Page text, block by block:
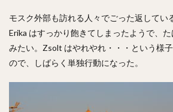
モスク外部も訪れる人々でごった返してい
Erika はすっかり飽きてしまったようで、
みたい。Zsolt はやれやれ・・・という様
ので、しばらく単独行動になった。